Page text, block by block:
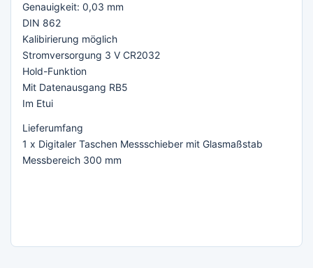
Genauigkeit: 0,03 mm
DIN 862
Kalibirierung möglich
Stromversorgung 3 V CR2032
Hold-Funktion
Mit Datenausgang RB5
Im Etui
Lieferumfang
1 x Digitaler Taschen Messschieber mit Glasmaßstab
Messbereich 300 mm